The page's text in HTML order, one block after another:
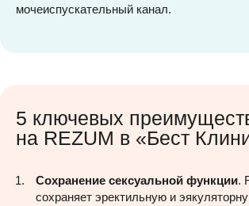
мочеиспускательный канал.
5 ключевых
на REZUM в «Бест
Сохранение сексуальной функции.
сохраняет эректильную и